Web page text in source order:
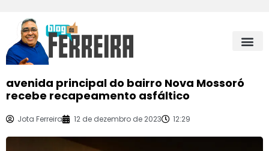
avenida principal do bairro Nova Mossoró
recebe recapeamento asfáltico
Jota Ferreira 12 de dezembro de 2023 12:29